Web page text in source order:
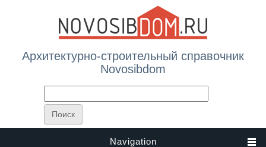
Архитектурно-строительный справочник
Novosibdom
Navigation